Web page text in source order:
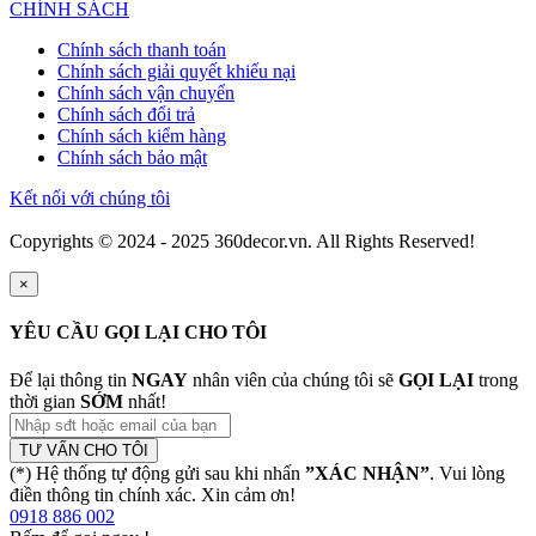
CHÍNH SÁCH
Chính sách thanh toán
Chính sách giải quyết khiếu nại
Chính sách vận chuyển
Chính sách đổi trả
Chính sách kiểm hàng
Chính sách bảo mật
Kết nối với chúng tôi
Copyrights © 2024 - 2025 360decor.vn. All Rights Reserved!
×
YÊU CẦU GỌI LẠI CHO TÔI
Để lại thông tin NGAY nhân viên của chúng tôi sẽ GỌI LẠI trong
thời gian SỚM nhất!
TƯ VẤN CHO TÔI
(*) Hệ thống tự động gửi sau khi nhấn ”XÁC NHẬN”. Vui lòng
điền thông tin chính xác. Xin cảm ơn!
0918 886 002